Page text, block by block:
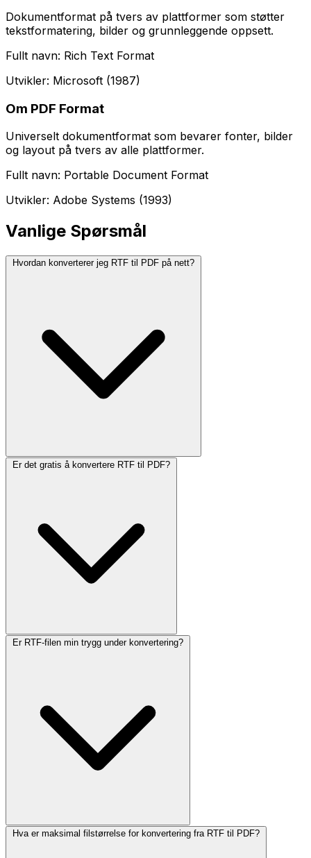
Dokumentformat på tvers av plattformer som støtter
tekstformatering, bilder og grunnleggende oppsett.
Fullt navn: Rich Text Format
Utvikler: Microsoft (1987)
Om PDF Format
Universelt dokumentformat som bevarer fonter, bilder
og layout på tvers av alle plattformer.
Fullt navn: Portable Document Format
Utvikler: Adobe Systems (1993)
Vanlige Spørsmål
Hvordan konverterer jeg RTF til PDF på nett?
Er det gratis å konvertere RTF til PDF?
Er RTF-filen min trygg under konvertering?
Hva er maksimal filstørrelse for konvertering fra RTF til PDF?